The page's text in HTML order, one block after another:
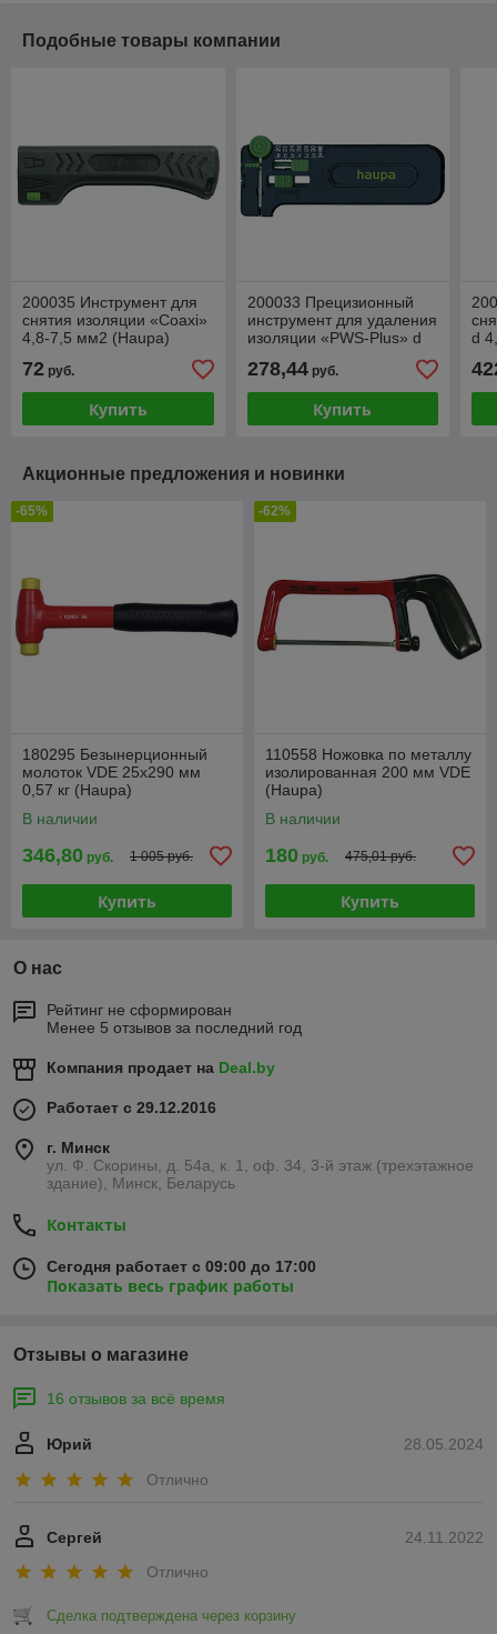
Подобные товары компании
200035 Инструмент для
снятия изоляции «Coaxi»
4,8-7,5 мм2 (Haupa)
72 руб.
Купить
200033 Прецизионный
инструмент для удаления
изоляции «PWS-Plus» d
278,44руб.
Купить
d
Акционные предложения и новинки
-65%
180295 Безынерционный
молоток VDE 25x290 мм
0,57 кг (Haupa)
В наличии
346,80 руб. 1 005 руб.
Купить
-62%
110558 Ножовка по металлу
изолированная 200 мм VDE
(Haupa)
В наличии
180 руб. 475,01 руб.
Купить
О нас
Рейтинг не сформирован
Менее 5 отзывов за последний год
Компания продает на Deal.by
Работает с 29.12.2016
г. Минск
ул. Ф. Скорины, д. 54а, к. 1, оф. 34, 3-й этаж (трехэтажное
здание), Минск, Беларусь
Контакты
Сегодня работает с 09:00 до 17:00
Показать весь график работы
Отзывы о магазине
16 отзывов за всё время
28.05.2024
Юрий
Отлично
24.11.2022
Сергей
Отлично
Сделка подтверждена через корзину